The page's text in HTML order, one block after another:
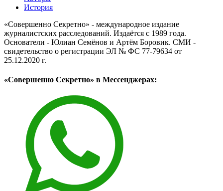
История
«Совершенно Секретно» - международное издание
журналистских расследований. Издаётся с 1989 года.
Основатели - Юлиан Семёнов и Артём Боровик. CМИ -
свидетельство о регистрации ЭЛ № ФС 77-79634 от
25.12.2020 г.
«Совершенно Секретно» в Мессенджерах: